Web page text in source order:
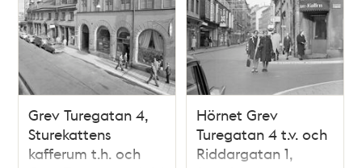
Grev Turegatan 4,
Sturekattens
kafferum t.h. och
Hörnet Grev
Turegatan 4 t.v. och
Riddargatan 1,